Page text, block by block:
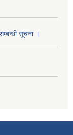
सूचना ।